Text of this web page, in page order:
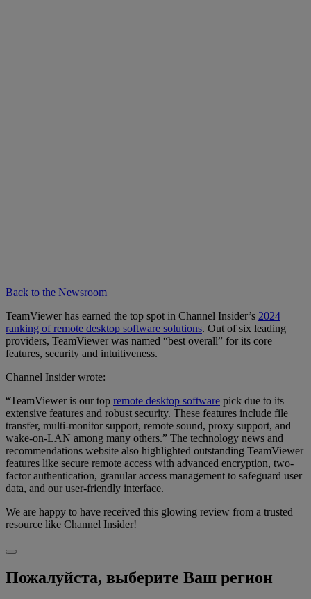
Back to the Newsroom
TeamViewer has earned the top spot in Channel Insider’s 2024
ranking of remote desktop software solutions. Out of six leading
providers, TeamViewer was named “best overall” for its core
features, security and intuitiveness.
Channel Insider wrote:
“TeamViewer is our top remote desktop software pick due to its
extensive features and robust security. These features include file
transfer, multi-monitor support, remote sound, proxy support, and
wake-on-LAN among many others.” The technology news and
recommendations website also highlighted outstanding TeamViewer
features like secure remote access with advanced encryption, two-
factor authentication, granular access management to safeguard user
data, and our user-friendly interface.
We are happy to have received this glowing review from a trusted
resource like Channel Insider!
Пожалуйста, выберите Ваш регион